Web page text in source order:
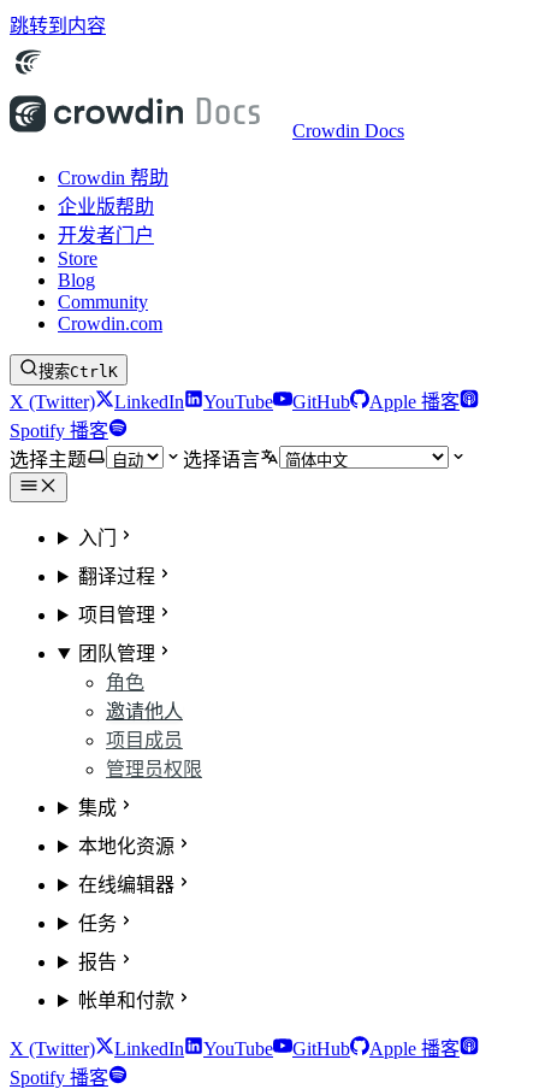
跳转到内容
Crowdin Docs
Crowdin 帮助
企业版帮助
开发者门户
Store
Blog
Community
Crowdin.com
搜索CtrlK
X (Twitter) LinkedIn YouTube GitHub
Apple 播客
Spotify 播客
选择主题
选择语言
入门
翻译过程
项目管理
团队管理
角色
邀请他人
项目成员
管理员权限
集成
本地化资源
在线编辑器
任务
报告
帐单和付款
X (Twitter) LinkedIn YouTube GitHub
Apple 播客
Spotify 播客